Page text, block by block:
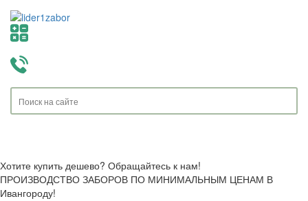
Хотите купить дешево? Обращайтесь к нам!
ПРОИЗВОДСТВО ЗАБОРОВ ПО МИНИМАЛЬНЫМ ЦЕНАМ В
Ивангороду!